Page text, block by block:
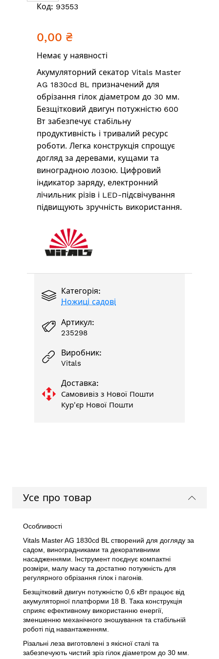
Перейти
галереї
Код: 93553
0,00 ₴
Немає у наявності
Акумуляторний секатор Vitals Master
AG 1830cd BL призначений для
обрізання гілок діаметром до 30 мм.
Безщітковий двигун потужністю 600
Вт забезпечує стабільну
продуктивність і тривалий ресурс
роботи. Легка конструкція спрощує
догляд за деревами, кущами та
виноградною лозою. Цифровий
індикатор заряду, електронний
лічильник різів і LED-підсвічування
підвищують зручність використання.
Категорія:
Ножиці садові
Артикул:
235298
Виробник:
Vitals
Доставка:
Самовивіз з Нової Пошти
Кур'єр Нової Пошти
Усе про товар
Особливості
Vitals Master AG 1830cd BL створений для догляду за
садом, виноградниками та декоративними
насадженнями. Інструмент поєднує компактні
розміри, малу масу та достатню потужність для
регулярного обрізання гілок і пагонів.
Безщітковий двигун потужністю 0,6 кВт працює від
акумуляторної платформи 18 В. Така конструкція
сприяє ефективному використанню енергії,
зменшенню механічного зношування та стабільній
роботі під навантаженням.
Різальні леза виготовлені з якісної сталі та
забезпечують чистий зріз гілок діаметром до 30 мм.